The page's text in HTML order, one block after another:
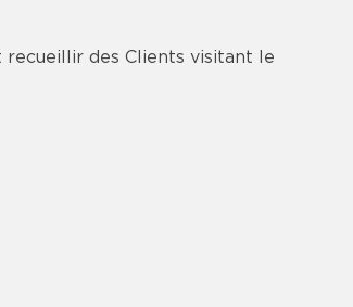
recueillir des Clients visitant le